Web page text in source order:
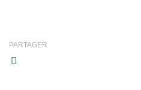
PARTAGER